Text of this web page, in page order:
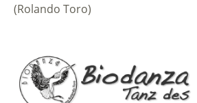
(Rolando Toro)